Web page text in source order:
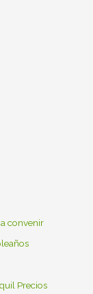
convenir
Precios